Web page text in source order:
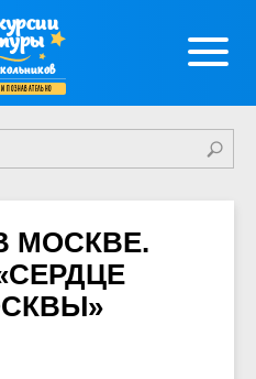
познавательно
МОСКВЕ.